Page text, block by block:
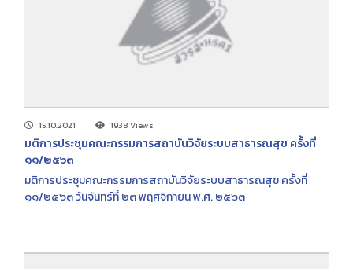
15.10.2021 1938 Views
มติการประชุมคณะกรรมการสถาบันวิจัยระบบสาธารณสุข ครั้งที่
๑๑/๒๕๖๓
มติการประชุมคณะกรรมการสถาบันวิจัยระบบสาธารณสุข ครั้งที่
๑๑/๒๕๖๓ วันจันทร์ที่ ๒๓ พฤศจิกายน พ.ศ. ๒๕๖๓